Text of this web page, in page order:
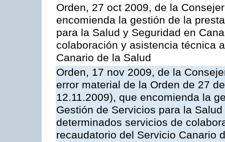
Orden, 27 oct 2009, de la
encomienda la gestión de la
para la Salud y Seguridad en
colaboración y asistencia técnica
Canario de la Salud
Orden, 17 nov 2009, de la
error material de la Orden de 27
12.11.2009), que encomienda la
Gestión de Servicios para la
determinados servicios de
recaudatorio del Servicio Canario